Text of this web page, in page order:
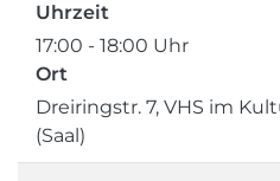
Uhrzeit
17:00 - 18:00 Uhr
Ort
Dreiringstr. 7, VHS im
(Saal)